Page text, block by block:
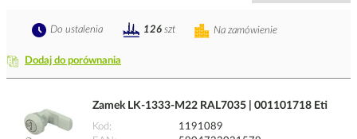
Dodaj do porównania
Na zamówienie
Do ustalenia 126 szt
Zamek LK-1333-M22 RAL7035 | 001101718 Eti
Kod
1191089